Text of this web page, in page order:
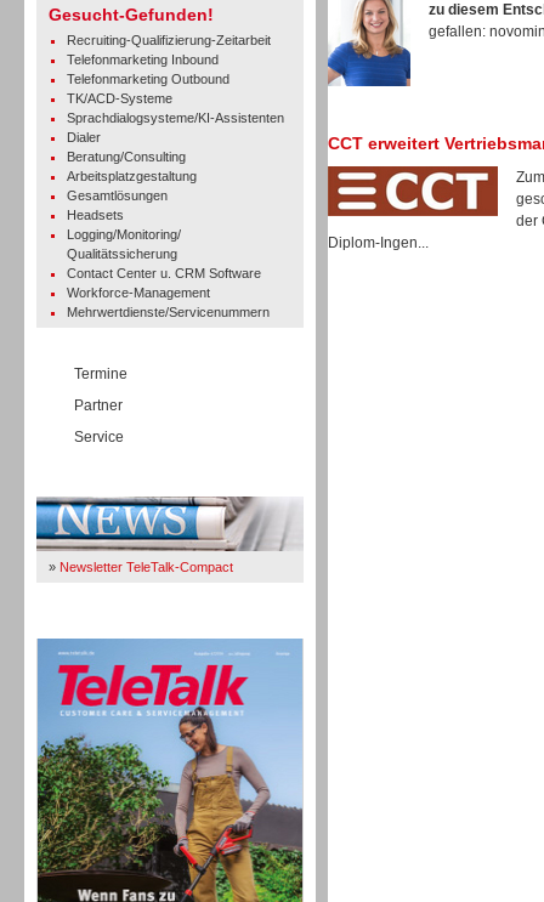
Gesucht-Gefunden!
Recruiting-Qualifizierung-Zeitarbeit
Telefonmarketing Inbound
Telefonmarketing Outbound
TK/ACD-Systeme
Sprachdialogsysteme/KI-Assistenten
Dialer
Beratung/Consulting
Arbeitsplatzgestaltung
Gesamtlösungen
Headsets
Logging/Monitoring/
Qualitätssicherung
Contact Center u. CRM Software
Workforce-Management
Mehrwertdienste/Servicenummern
Termine
Partner
Service
» Newsletter TeleTalk-Compact
zu diesem
gefallen:
CCT erweitert
der
Diplom-Ingen...